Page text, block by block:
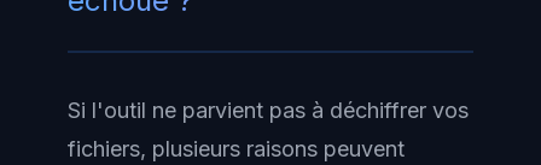
Si l'outil ne parvient pas à déchiffrer vos
fichiers, plusieurs raisons peuvent